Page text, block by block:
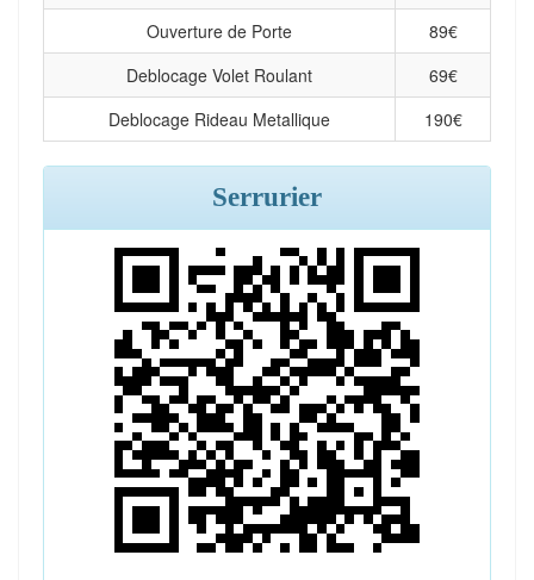
Ouverture de Porte
89€
Deblocage Volet Roulant
69€
Deblocage Rideau Metallique
190€
Serrurier